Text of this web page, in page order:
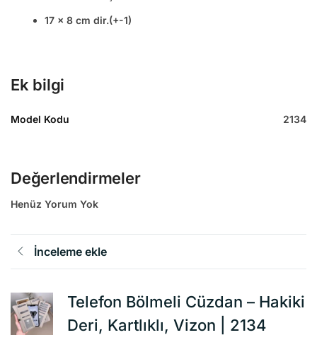
17 x 8 cm dir.(+-1)
Ek bilgi
Model Kodu 2134
Değerlendirmeler
Henüz Yorum Yok
İnceleme ekle
Telefon Bölmeli Cüzdan – Hakiki
Deri, Kartlıklı, Vizon | 2134